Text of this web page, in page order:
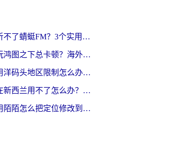
在德国听不了蜻蜓FM？3个实用技巧帮你解锁国内影音自由
在国外玩鸿图之下总卡顿？海外党追剧听歌的3个实用解决方案
在瑞士用洋码头地区限制怎么办？海外华人必看的回国加速全攻略
爱奇艺在新西兰用不了怎么办？海外党亲测有效的回国加速方案
在巴西用陌陌怎么把定位修改到中国国内？海外党必看的回国加速全攻略